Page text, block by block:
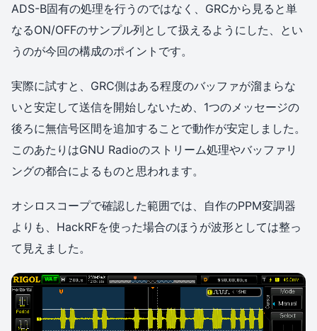
ADS-B固有の処理を行うのではなく、GRCから見ると単
なるON/OFFのサンプル列として扱えるようにした、とい
うのが今回の構成のポイントです。
実際に試すと、GRC側はある程度のバッファが溜まらな
いと安定して送信を開始しないため、1つのメッセージの
後ろに無信号区間を追加することで動作が安定しました。
このあたりはGNU Radioのストリーム処理やバッファリ
ングの都合によるものと思われます。
オシロスコープで確認した範囲では、自作のPPM変調器
よりも、HackRFを使った場合のほうが波形としては整っ
て見えました。